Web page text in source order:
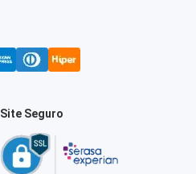
Site Seguro